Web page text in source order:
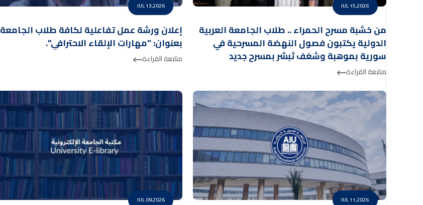
JUL 15,2026
من خشبة مسرح الحمراء .. طلاب الجامعة العربية
الدولية يكتبون فصول النهضة المسرحية في
سورية بموهبة وشغف ثبشر بمسرح جديد
متابعة القراءة
JUL 13,2026
إعلان ورشة عمل تفاعلية لكافة طلاب الجامعة
بعنوان: "مهارات الإلقاء الاحترافي".
متابعة القراءة
JUL 11,2026
JUL 09,2026